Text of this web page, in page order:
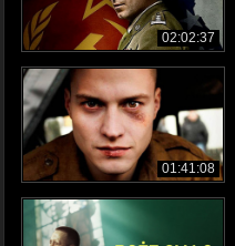
02:02:37
01:41:08